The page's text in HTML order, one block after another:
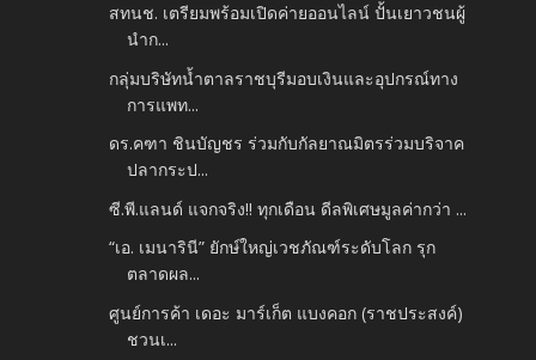
สทนช. เตรียมพร้อมเปิดค่ายออนไลน์​ ปั้นเยาวชนผู้
นำก...
กลุ่มบริษัทน้ำตาลราชบุรีมอบเงินและอุปกรณ์ทาง
การแพท...
ดร.คฑา ชินบัญชร ร่วมกับกัลยาณมิตรร่วมบริจาค
ปลากระป...
ซี.พี.แลนด์ แจกจริง!! ทุกเดือน ดีลพิเศษมูลค่ากว่า ...
“เอ. เมนารินี” ยักษ์ใหญ่เวชภัณฑ์ระดับโลก รุก
ตลาดผล...
ศูนย์การค้า เดอะ มาร์เก็ต แบงคอก (ราชประสงค์)
ชวนเ...